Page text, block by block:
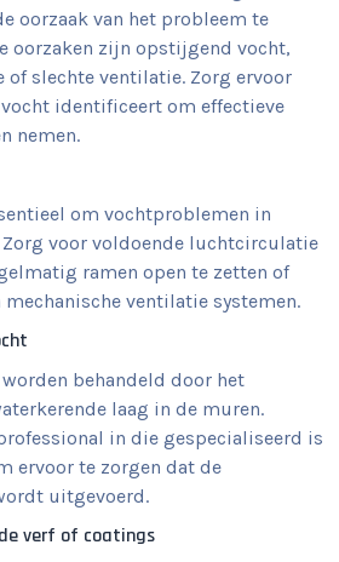
oorzaak van het probleem te
oorzaken zijn opstijgend vocht,
of slechte ventilatie. Zorg ervoor
identificeert om effectieve
nemen.
om vochtproblemen in
voor voldoende luchtcirculatie
ramen open te zetten of
ventilatie systemen.
behandeld door het
laag in de muren.
in die gespecialiseerd is
ervoor te zorgen dat de
uitgevoerd.
verf of coatings